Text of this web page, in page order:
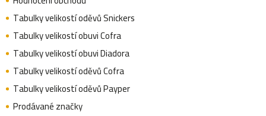
Tabulky velikostí oděvů Snickers
Tabulky velikostí obuvi Cofra
Tabulky velikostí obuvi Diadora
Tabulky velikostí oděvů Cofra
Tabulky velikostí oděvů Payper
Prodávané značky